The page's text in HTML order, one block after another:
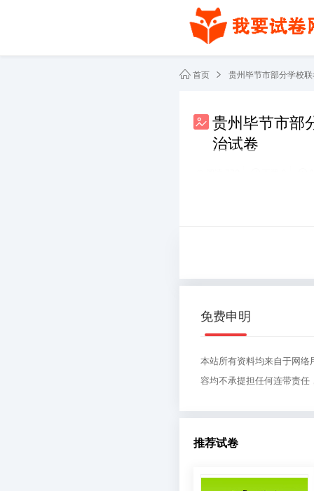
首页 贵州毕节市部分学校
贵州毕节市部
治试卷
免费申明
本站所有资料均来自于网
容均不承提担任何连带责
推荐试卷